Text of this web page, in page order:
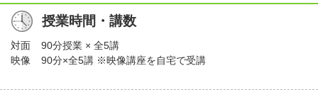
授業時間・講数
対面
90分授業 × 全5講
映像
90分×全5講 ※映像講座を自宅で受講